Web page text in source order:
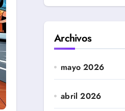
Archivos
mayo 2026
abril 2026